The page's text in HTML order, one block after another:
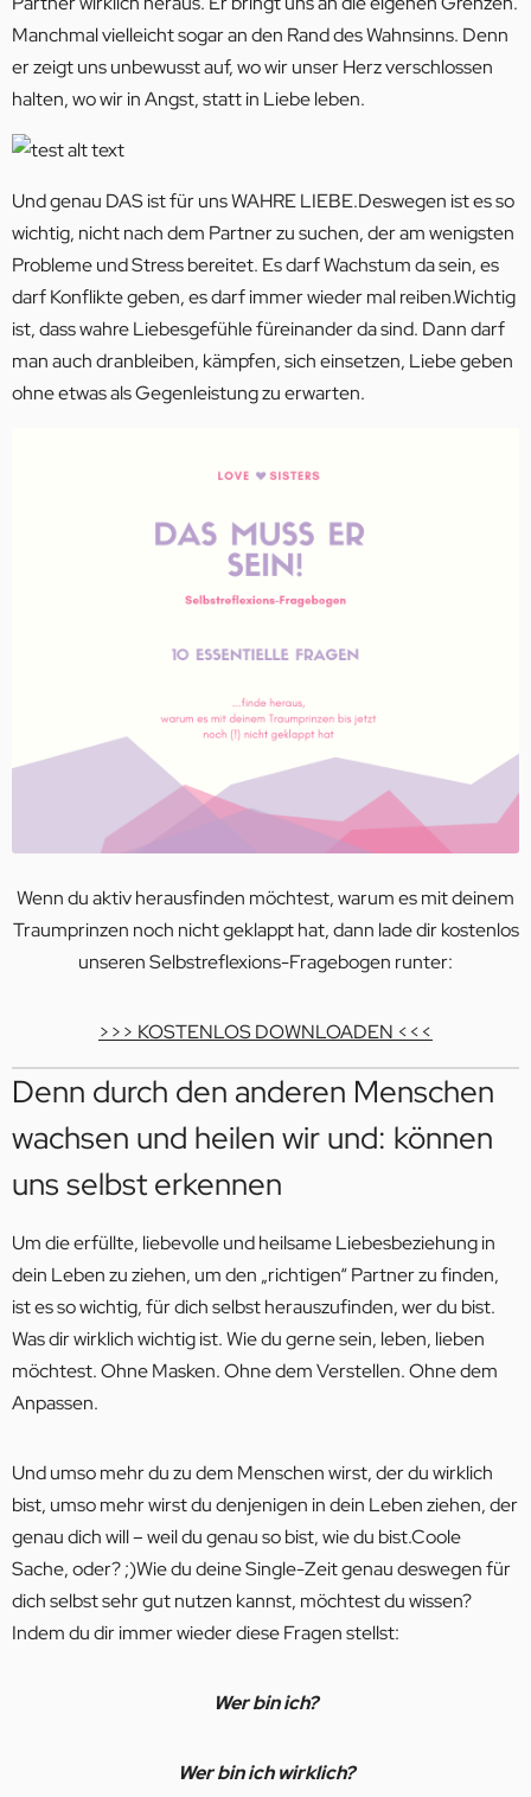
Manchmal vielleicht sogar an den Rand des Wahnsinns. Denn
er zeigt uns unbewusst auf, wo wir unser Herz verschlossen
halten, wo wir in Angst, statt in Liebe leben.
Und genau DAS ist für uns WAHRE LIEBE.Deswegen ist es so
wichtig, nicht nach dem Partner zu suchen, der am wenigsten
Probleme und Stress bereitet. Es darf Wachstum da sein, es
darf Konflikte geben, es darf immer wieder mal reiben.Wichtig
ist, dass wahre Liebesgefühle füreinander da sind. Dann darf
man auch dranbleiben, kämpfen, sich einsetzen, Liebe geben
ohne etwas als Gegenleistung zu erwarten.
Wenn du aktiv herausfinden möchtest, warum es mit deinem
Traumprinzen noch nicht geklappt hat, dann lade dir kostenlos
unseren Selbstreflexions-Fragebogen runter:
>>> KOSTENLOS DOWNLOADEN <<<
Denn durch den anderen Menschen
wachsen und heilen wir und: können
uns selbst erkennen
Um die erfüllte, liebevolle und heilsame Liebesbeziehung in
dein Leben zu ziehen, um den „richtigen“ Partner zu finden,
ist es so wichtig, für dich selbst herauszufinden, wer du bist.
Was dir wirklich wichtig ist. Wie du gerne sein, leben, lieben
möchtest. Ohne Masken. Ohne dem Verstellen. Ohne dem
Anpassen.
Und umso mehr du zu dem Menschen wirst, der du wirklich
bist, umso mehr wirst du denjenigen in dein Leben ziehen, der
genau dich will – weil du genau so bist, wie du bist.Coole
Sache, oder? ;)Wie du deine Single-Zeit genau deswegen für
dich selbst sehr gut nutzen kannst, möchtest du wissen?
Indem du dir immer wieder diese Fragen stellst:
Wer bin ich?
Wer bin ich wirklich?